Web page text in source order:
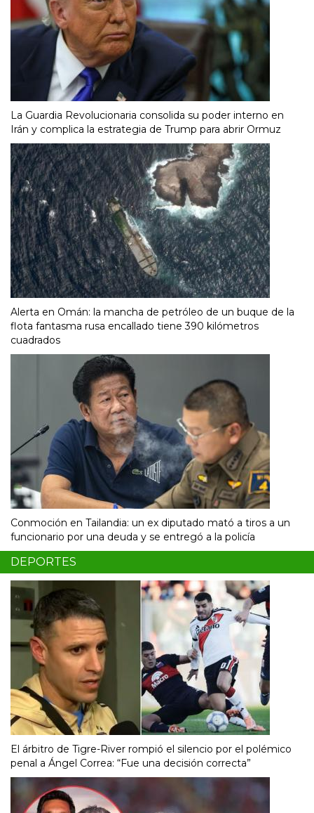
La Guardia Revolucionaria consolida su poder interno en
Irán y complica la estrategia de Trump para abrir Ormuz
Alerta en Omán: la mancha de petróleo de un buque de la
flota fantasma rusa encallado tiene 390 kilómetros
cuadrados
Conmoción en Tailandia: un ex diputado mató a tiros a un
funcionario por una deuda y se entregó a la policía
DEPORTES
El árbitro de Tigre-River rompió el silencio por el polémico
penal a Ángel Correa: “Fue una decisión correcta”